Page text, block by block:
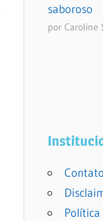
saboroso
por Caroline
Contato
Política